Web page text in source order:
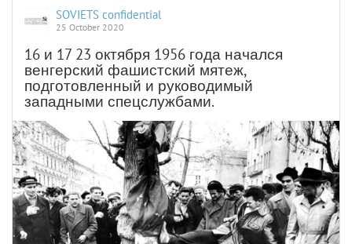
SOVIETS confidential
25 October 2020
16 и 17 23 октября 1956 года начался
венгерский фашистский мятеж,
подготовленный и руководимый
западными спецслужбами.